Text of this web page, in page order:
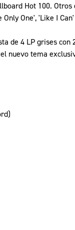
Hot 100.
One', 'Like I
de 4 LP grises con
nuevo tema